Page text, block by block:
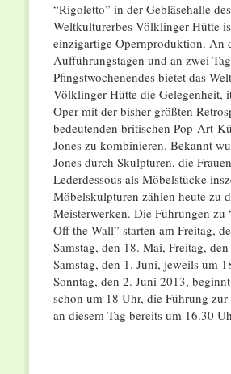
“Rigoletto” in der Gebläsehalle des
Weltkulturerbes Völklinger Hütte
einzigartige Opernproduktion. An
Aufführungstagen und an zwei
Pfingstwochenendes bietet das
Völklinger Hütte die Gelegenheit,
Oper mit der bisher größten
bedeutenden britischen Pop-Art-
Jones zu kombinieren. Bekannt
Jones durch Skulpturen, die
Lederdessous als Möbelstücke
Möbelskulpturen zählen heute zu
Meisterwerken. Die Führungen zu
Off the Wall” starten am Freitag,
Samstag, den 18. Mai, Freitag,
Samstag, den 1. Juni, jeweils um
Sonntag, den 2. Juni 2013,
schon um 18 Uhr, die Führung
an diesem Tag bereits um 16.30